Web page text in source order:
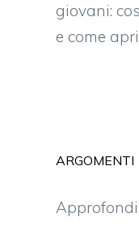
giovani:
e come
ARGOMENTI